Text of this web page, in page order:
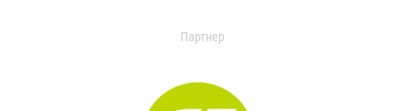
Партнер